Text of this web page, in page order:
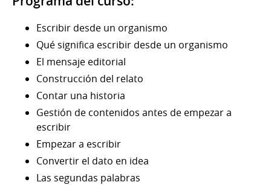
Escribir desde un organismo
Qué significa escribir desde un organismo
El mensaje editorial
Construcción del relato
Contar una historia
Gestión de contenidos antes de empezar a
escribir
Empezar a escribir
Convertir el dato en idea
Las segundas palabras